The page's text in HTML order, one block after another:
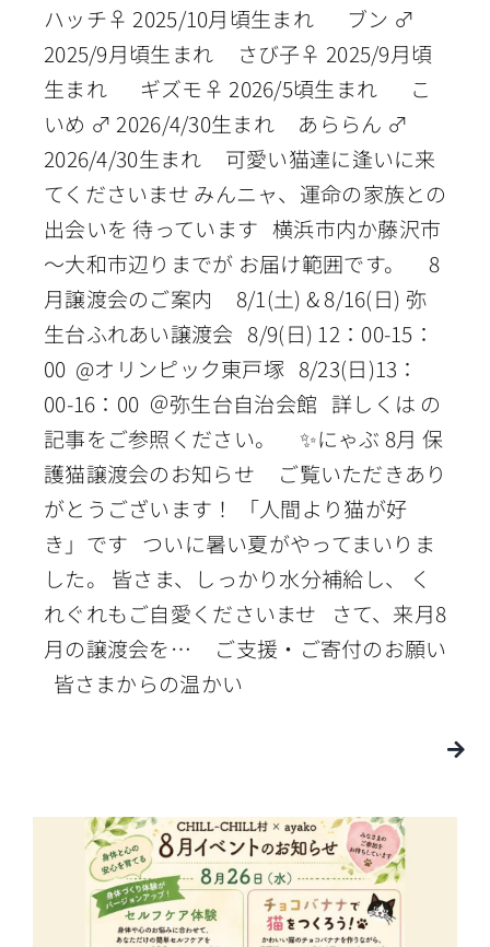
ハッチ♀ 2025/10月頃生まれ ブン ♂
2025/9月頃生まれ さび子♀ 2025/9月頃
生まれ ギズモ♀ 2026/5頃生まれ こ
いめ ♂ 2026/4/30生まれ あららん ♂
2026/4/30生まれ 可愛い猫達に逢いに来
てくださいませ みんニャ、運命の家族との
出会いを 待っています 横浜市内か藤沢市
～大和市辺りまでが お届け範囲です。 8
月譲渡会のご案内 8/1(土) & 8/16(日) 弥
生台ふれあい譲渡会 8/9(日) 12：00-15：
00 @オリンピック東戸塚 8/23(日)13：
00-16：00 ＠弥生台自治会館 詳しくは の
記事をご参照ください。 ✨にゃぶ 8月 保
護猫譲渡会のお知らせ ご覧いただきあり
がとうございます！ 「人間より猫が好
き」です ついに暑い夏がやってまいりま
した。 皆さま、しっかり水分補給し、 く
れぐれもご自愛くださいませ さて、来月8
月の譲渡会を… ご支援・ご寄付のお願い
皆さまからの温かい